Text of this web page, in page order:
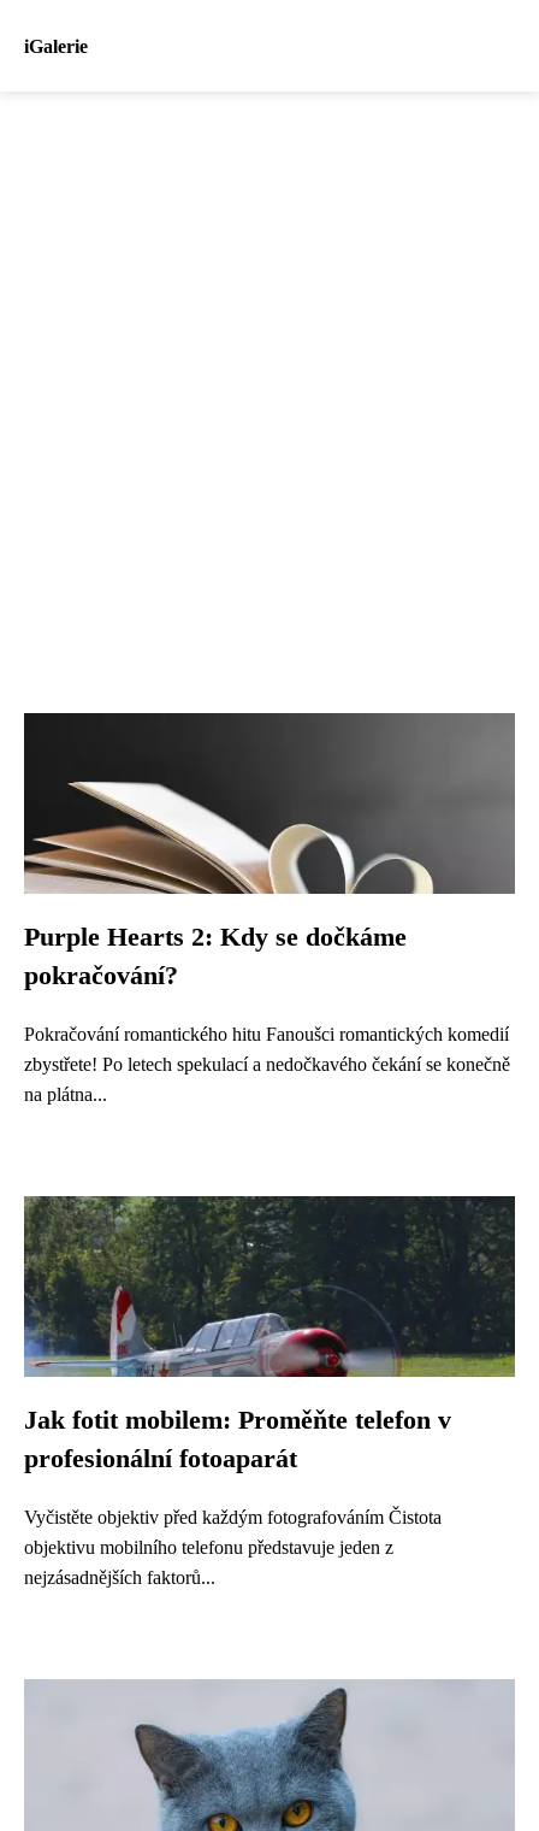
iGalerie
Purple Hearts 2: Kdy se dočkáme
pokračování?
Pokračování romantického hitu Fanoušci romantických komedií
zbystřete! Po letech spekulací a nedočkavého čekání se konečně
na plátna...
Jak fotit mobilem: Proměňte telefon v
profesionální fotoaparát
Vyčistěte objektiv před každým fotografováním Čistota
objektivu mobilního telefonu představuje jeden z
nejzásadnějších faktorů...